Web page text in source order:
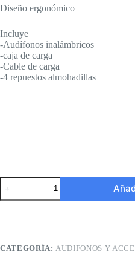
Diseño ergonómico
Incluye
-Audífonos inalámbricos
-caja de carga
-Cable de carga
-4 repuestos almohadillas
Audifonos
Bluetooth
Dizo
CATEGORÍA: AUDIFONOS Y